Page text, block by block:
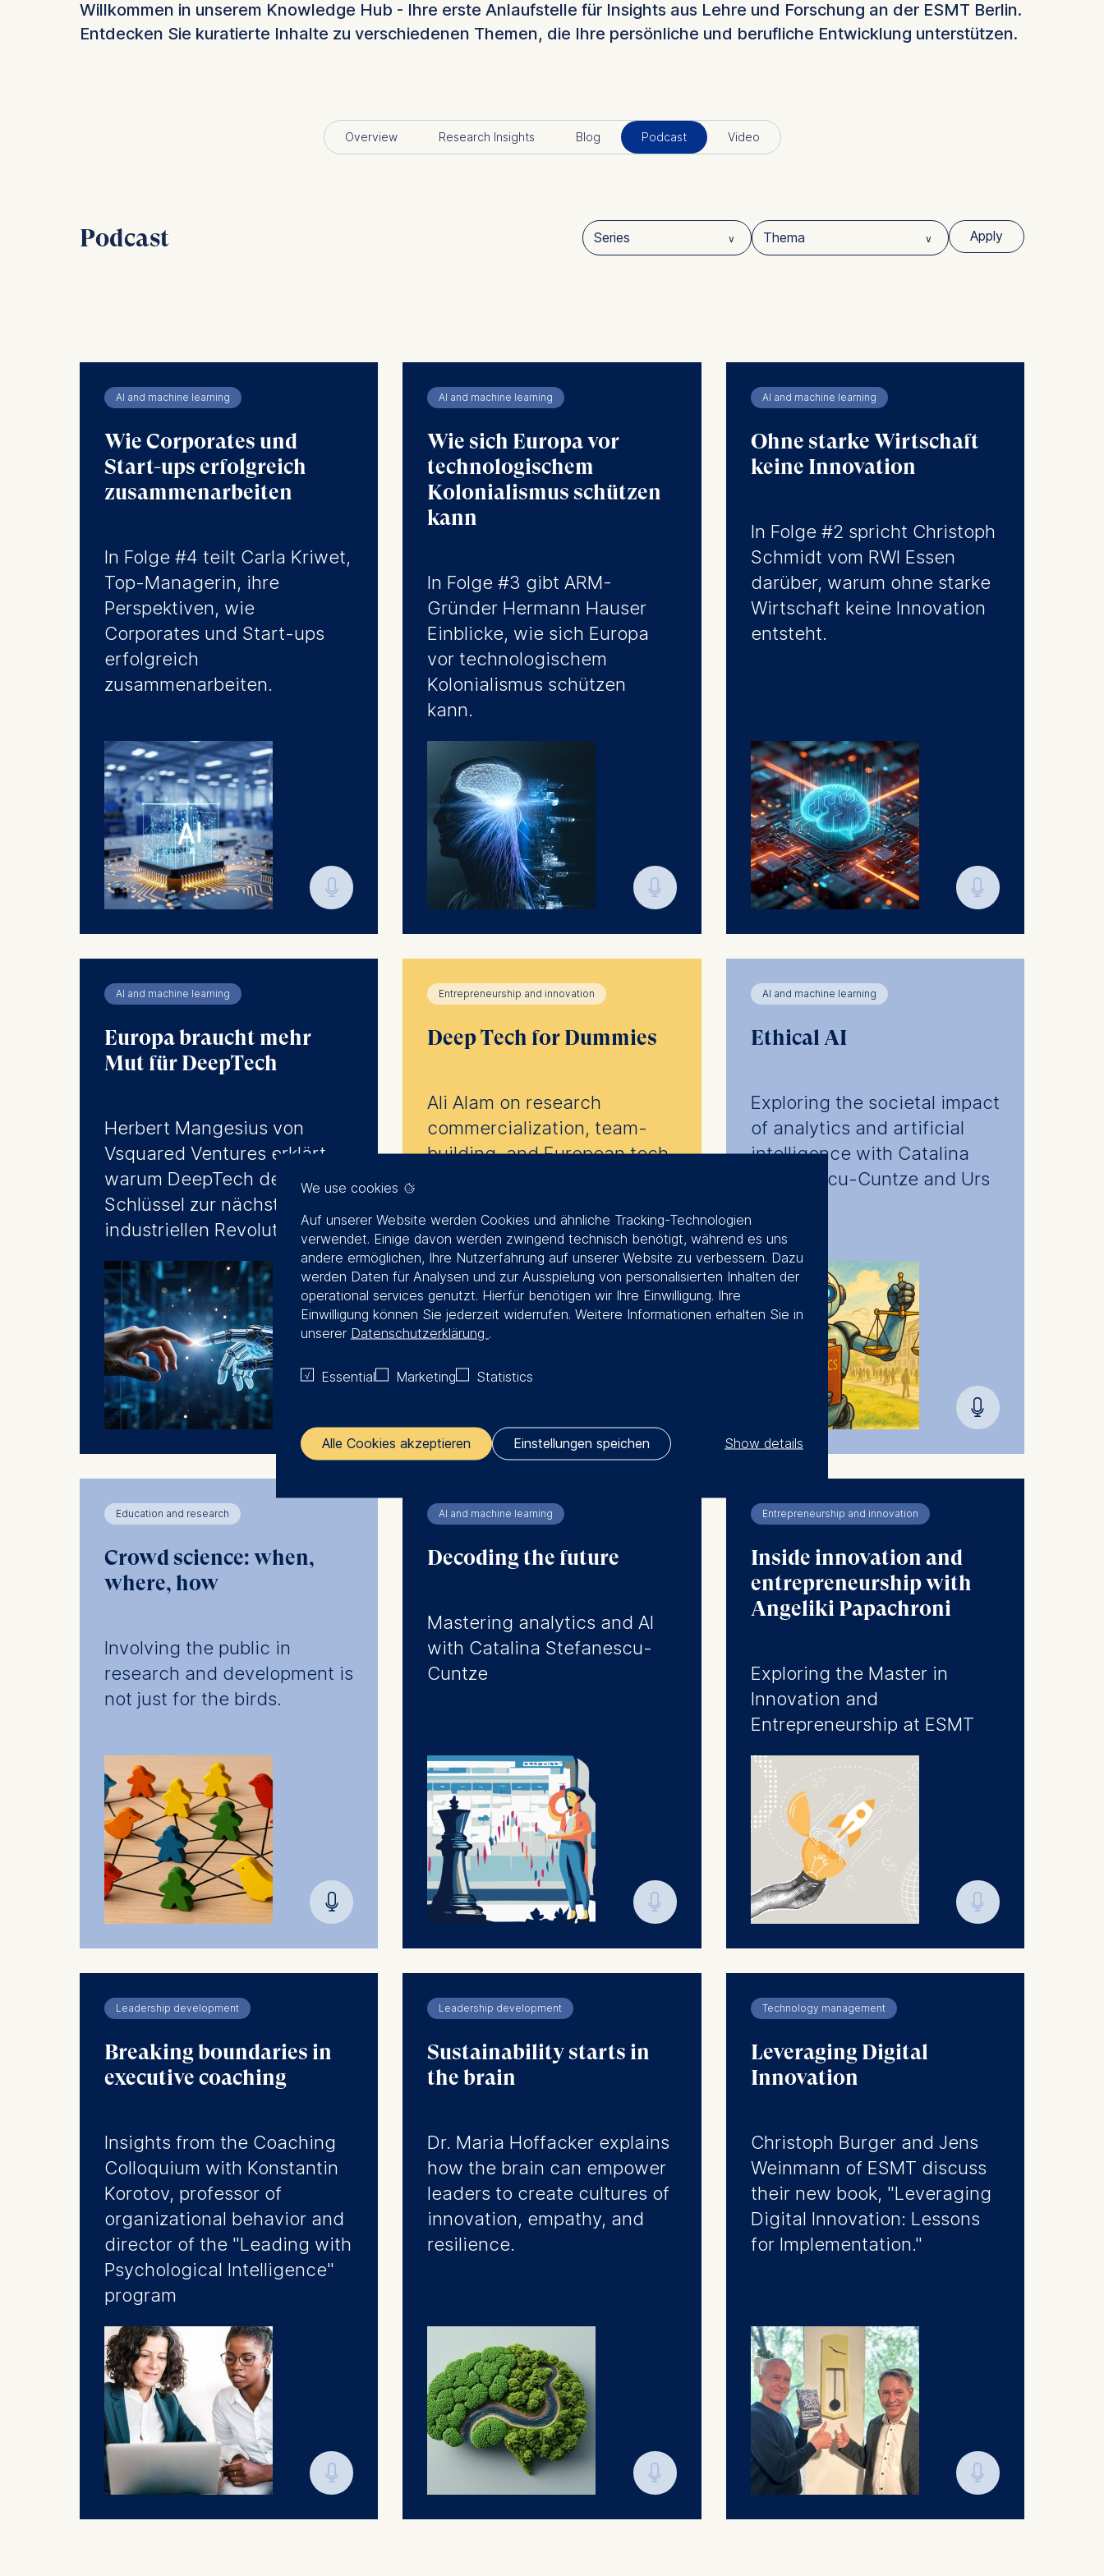
Willkommen in unserem Knowledge Hub - Ihre erste Anlaufstelle für Insights aus Lehre und Forschung an der ESMT Berlin.
Entdecken Sie kuratierte Inhalte zu verschiedenen Themen, die Ihre persönliche und berufliche Entwicklung unterstützen.
Overview Research Insights Blog Podcast Video
Podcast
AI and machine learning
Wie Corporates und
Start-ups erfolgreich
zusammenarbeiten
In Folge #4 teilt Carla Kriwet,
Top-Managerin, ihre
Perspektiven, wie
Corporates und Start-ups
erfolgreich
zusammenarbeiten.
🎙︎
AI and machine learning
Wie sich Europa vor
technologischem
Kolonialismus schützen
kann
In Folge #3 gibt ARM-
Gründer Hermann Hauser
Einblicke, wie sich Europa
vor technologischem
Kolonialismus schützen
kann.
🎙︎
AI and machine learning
Ohne starke Wirtschaft
keine Innovation
In Folge #2 spricht Christoph
Schmidt vom RWI Essen
darüber, warum ohne starke
Wirtschaft keine Innovation
entsteht.
🎙︎
AI and machine learning
Europa braucht mehr
Mut für DeepTech
Herbert Mangesius von
Vsquared Ventures erklärt,
warum DeepTech der
Schlüssel zur nächsten
industriellen Revolution ist
Entrepreneurship and innovation
Deep Tech for Dummies
Ali Alam on research
commercialization, team-
building, and European tech
AI and machine learning
Ethical AI
Exploring the societal impact
of analytics and artificial
intelligence with Catalina
Stefanescu-Cuntze and Urs
🎙︎
Education and research
Crowd science: when,
where, how
Involving the public in
research and development is
not just for the birds.
🎙︎
AI and machine learning
Decoding the future
Mastering analytics and AI
with Catalina Stefanescu-
Cuntze
🎙︎
Entrepreneurship and innovation
Inside innovation and
entrepreneurship with
Angeliki Papachroni
Exploring the Master in
Innovation and
Entrepreneurship at ESMT
🎙︎
Leadership development
Breaking boundaries in
executive coaching
Insights from the Coaching
Colloquium with Konstantin
Korotov, professor of
organizational behavior and
director of the "Leading with
Psychological Intelligence"
program
🎙︎
Leadership development
Sustainability starts in
the brain
Dr. Maria Hoffacker explains
how the brain can empower
leaders to create cultures of
innovation, empathy, and
resilience.
🎙︎
Technology management
Leveraging Digital
Innovation
Christoph Burger and Jens
Weinmann of ESMT discuss
their new book, "Leveraging
Digital Innovation: Lessons
for Implementation."
🎙︎
We use cookies
Auf unserer Website werden Cookies und ähnliche Tracking-Technologien
verwendet. Einige davon werden zwingend technisch benötigt, während es uns
andere ermöglichen, Ihre Nutzerfahrung auf unserer Website zu verbessern. Dazu
werden Daten für Analysen und zur Ausspielung von personalisierten Inhalten der
operational services genutzt. Hierfür benötigen wir Ihre Einwilligung. Ihre
Einwilligung können Sie jederzeit widerrufen. Weitere Informationen erhalten Sie in
unserer Datenschutzerklärung .
Essential Marketing Statistics
Alle Cookies akzeptieren Einstellungen speichen Show details
The controller responsible for data processing is
Schlossplatz 1, 10178 Berlin, Germany
Analyzing website usage
Marketing and personalized content
The storage duration of cookies varies depending on the cookie and is a
maximum of 24 months. The legal basis for processing is Legitimate Interest (Art.
6(1)(f)) GDPR and your consent pursuant to Article 6(1)(a) GDPR.
You may withdraw your consent at any time without providing a reason. This can
be done via the consent banner available at the bottom of the screen. For more
information, please see ourPrivacy Policy and Legal Notice
Cookies that help us to provide more relevant advertisement banners.
Cookies contained in this category are:
helps us improve our website.
Cookies contained in this category are: